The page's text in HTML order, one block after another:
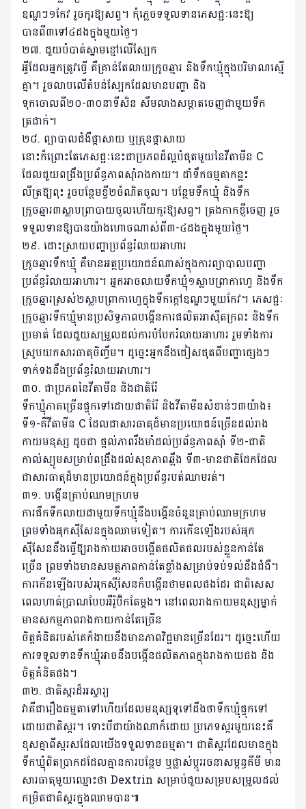
ឧណ្ហៗ១កែវ រួចកូរឱ្យសព្វ។ កុំភ្លេចទទួលទានភេសជ្ជៈនេះឱ្យ
បានពី៣ទៅ៤ដងក្នុងមួយថ្ងៃ។
២៧. ជួយបំបាត់ស្នាមខ្មៅលើស្បែក
អ្វីដែលអ្នកត្រូវធ្វើ គឺគ្រាន់តែលាយក្រូចឆ្មារ និងទឹកឃ្មុំក្នុងបរិមាណស្មើ
គ្នា។ រួចលាបលើតំបន់ស្បែកដែលមានបញ្ហា និង
ទុកចោលពី២០-៣០នាទីសិន សឹមលាងសម្អាតចេញជាមួយទឹក
ត្រជាក់។
២៨. ព្យាបាលជំងឺផ្ដាសាយ ឬគ្រុនផ្តាសាយ
នោះក៏ព្រោះតែភេសជ្ជៈនេះជាប្រភពដ៏ល្អបំផុតមួយនៃវីតាមីន C
ដែលជួយពង្រឹងប្រព័ន្ធភាពស៊ាំរាងកាយ។ ដាំទឹកធម្មតាកន្លះ
លីត្រឱ្យពុះ រួចបន្ថែមខ្ចី២ចំណិតចូល។ បន្ថែមទឹកឃ្មុំ និងទឹក
ក្រូចឆ្មារ៣ស្លាបព្រាបាយចូលហើយកូរឱ្យសព្វ។ ត្រងកាកខ្ញីចេញ រួច
ទទួលទានឱ្យបានយ៉ាងហោចណាស់ពី៣-៤ដងក្នុងមួយថ្ងៃ។
២៩. ដោះស្រាយបញ្ហាប្រព័ន្ធរំលាយអាហារ
ក្រូចឆ្មារទឹកឃ្មុំ គឺមានអត្ថប្រយោជន៍ណាស់ក្នុងការព្យាបាលបញ្ហា
ប្រព័ន្ធរំលាយអាហារ។ អ្នកអាចលាយទឹកឃ្មុំ១ស្លាបព្រាកាហ្វេ និងទឹក
ក្រូចឆ្មារស្រស់២ស្លាបព្រាកាហ្វេក្នុងទឹកក្តៅឧណ្ហៗមួយកែវ។ ភេសជ្ជៈ
ក្រូចឆ្មារទឹកឃ្មុំមានប្រសិទ្ធភាពបង្កើនការផលិតអាស៊ីតក្រពះ និងទឹក
ប្រមាត់ ដែលជួយសម្រួលដល់ការបំបែករំលាយអាហារ រួមទាំងការ
ស្រូបយកសារធាតុចិញ្ចឹម។ ដូច្នេះអ្នកនឹងជៀសផុតពីបញ្ហាផ្សេងៗ
ទាក់ទងនឹងប្រព័ន្ធរំលាយអាហារ។
៣០. ជាប្រភពនៃវីតាមីន និងជាតិរ៉ែ
ទឹកឃ្មុំភាគច្រើនផ្ទុកទៅដោយជាតិរ៉ែ និងវីតាមីនសំខាន់ៗ៣យ៉ាង៖
ទី១-គឺវីតាមីន C ដែលជាសារធាតុដ៏មានប្រយោជន៍ច្រើនដល់រាង
កាយមនុស្ស ដូចជា ផ្តល់ភាពរឹងមាំដល់ប្រព័ន្ធភាពស៊ាំ ទី២-ជាតិ
កាល់ស្យូមសម្រាប់ពង្រឹងដល់សុខភាពឆ្អឹង ទី៣-មានជាតិដែកដែល
ជាសារធាតុដ៏មានប្រយោជន៍ក្នុងប្រព័ន្ធរបត់ឈាមរត់។
៣១. បង្កើនគ្រាប់ឈាមក្រហម
ការផឹកទឹកលាយជាមួយទឹកឃ្មុំនឹងបង្កើនចំនួនគ្រាប់ឈាមក្រហម
ព្រមទាំងអុកស៊ីសែនក្នុងឈាមទៀត។ ការកើនឡើងរបស់អុក
ស៊ីសែននឹងធ្វើឱ្យរាងកាយអាចបង្កើតផលិតផលរបស់ខ្លួនកាន់តែ
ច្រើន ព្រមទាំងមានសមត្ថភាពកាន់តែខ្លាំងសម្រាប់ទប់ទល់នឹងជំងឺ។
ការកើនឡើងរបស់អុកស៊ីសែនក៏បង្កើនថាមពលផងដែរ ជាពិសេស
ពេលហាត់ប្រាណបែបអឺរ៉ូប៊ិកតែម្តង។ នៅពេលរាងកាយមនុស្សម្នាក់
មានសកម្មភាពរាងកាយកាន់តែច្រើន
ចិត្តគំនិតរបស់គេក៏ងាយនឹងមានភាពវិជ្ជមានច្រើនដែរ។ ដូច្នេះហើយ
ការទទួលទានទឹកឃ្មុំអាចនឹងបង្កើនផលិតភាពក្នុងរាងកាយផង និង
ចិត្តគំនិតផង។
៣២. ជាតិស្ករដ៏អស្ចារ្យ
វាគឺជារឿងធម្មតាទៅហើយដែលមនុស្សទូទៅដឹងថាទឹកឃ្មុំផ្ទុកទៅ
ដោយជាតិស្ករ។ ទោះបីជាយ៉ាងណាក៏ដោយ ប្រភេទស្ករមួយនេះគឺ
ខុសគ្នាពីស្ករសដែលយើងទទួលទានធម្មតា។ ជាតិស្ករដែលមានក្នុង
ទឹកឃ្មុំពិតប្រាកដដែលគ្មានការបន្ថែម ឬផ្លាស់ប្ដូររចនាសម្ពន្ធគីមី មាន
សារធាតុមួយឈ្មោះថា Dextrin សម្រាប់ជួយសម្របសម្រួលដល់
កម្រិតជាតិស្ករក្នុងឈាមបាន៕